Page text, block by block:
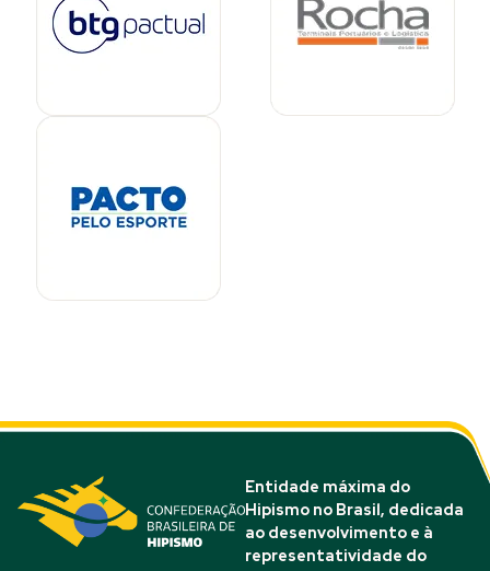
Entidade máxima do
Hipismo no Brasil, dedicada
ao desenvolvimento e à
representatividade do